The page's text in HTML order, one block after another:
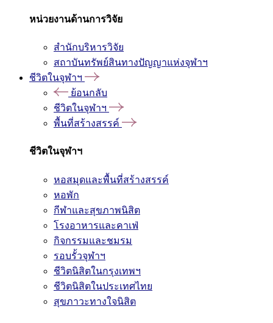
หน่วยงานด้านการวิจัย
สำนักบริหารวิจัย
สถาบันทรัพย์สินทางปัญญาแห่งจุฬาฯ
ชีวิตในจุฬาฯ
ย้อนกลับ
ชีวิตในจุฬาฯ
พื้นที่สร้างสรรค์
ชีวิตในจุฬาฯ
หอสมุดและพื้นที่สร้างสรรค์
หอพัก
กีฬาและสุขภาพนิสิต
โรงอาหารและคาเฟ่
กิจกรรมและชมรม
รอบรั้วจุฬาฯ
ชีวิตนิสิตในกรุงเทพฯ
ชีวิตนิสิตในประเทศไทย
สุขภาวะทางใจนิสิต